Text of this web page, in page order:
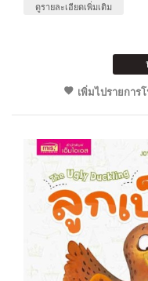
ดูรายละเอียดเพิ่มเติม
เพิ่มไปรายการ